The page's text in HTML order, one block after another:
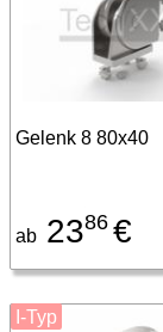
Gelenk 8 80x40
ab2386 €
I-Typ